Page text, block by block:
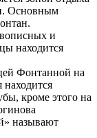
Основным
и
находится
Фонтанной на
кроме этого на
называют